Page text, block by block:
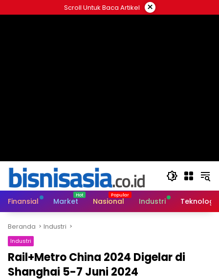
ke
Scroll Untuk Baca Artikel ×
Finansial Market Nasional Industri Teknologi
Beranda Industri
Industri
Rail+Metro China 2024 Digelar di
Shanghai 5-7 Juni 2024